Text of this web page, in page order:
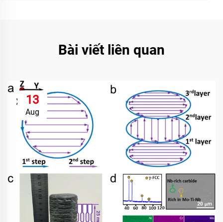
Bài viết liên quan
13
Aug